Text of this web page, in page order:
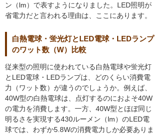
ン（lm）で表すようになりました。LED照明が
省電力だと言われる理由は、ここにあります。
白熱電球・蛍光灯とLED電球・LEDランプ
のワット数（W）比較
従来型の照明に使われている白熱電球や蛍光灯
とLED電球・LEDランプは、どのくらい消費電
力（ワット数）が違うのでしょうか。例えば、
40W型の白熱電球は、点灯するのにおよそ40W
の電力を消費します。一方、40W型とほぼ同じ
明るさを実現する430ルーメン（lm）のLED電
球では、わずか5.8Wの消費電力しか必要ありま